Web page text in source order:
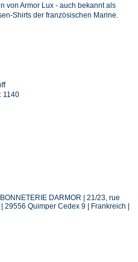
von Armor Lux - auch bekannt als
Shirts der französischen Marine.
1140
DARMOR | 21/23, rue
29556 Quimper Cedex 9 | Frankreich |